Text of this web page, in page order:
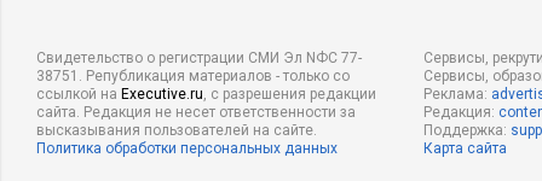
Свидетельство о регистрации СМИ Эл NФС 77-
38751. Републикация материалов - только со
ссылкой на Executive.ru, с разрешения редакции
сайта. Редакция не несет ответственности за
высказывания пользователей на сайте.
Политика обработки персональных данных
Сервисы,
Сервисы,
Реклама:
Редакция:
Поддержка:
Карта сайта